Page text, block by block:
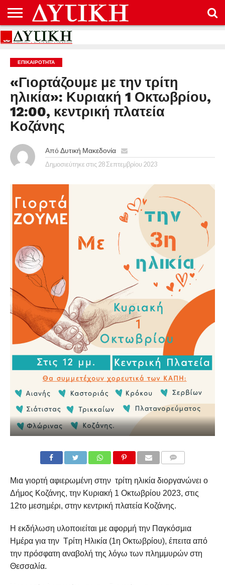
ΑΡΧΙΚΉ
ΕΠΙΚΟΙΝΩΝΊΑ
ΌΡΟΙ
ΠΡΟΣΤΑΣΊΑ
ΔΕΔΟΜΈΝΩΝ
ΕΠΙΚΑΙΡΟΤΗΤΑ
«Γιορτάζουμε με την τρίτη
ηλικία»: Κυριακή 1 Οκτωβρίου,
12:00, κεντρική πλατεία
Κοζάνης
Από Δυτική Μακεδονία
Δημοσιεύτηκε στις 28 Σεπτεμβρίου 2023
Μια γιορτή αφιερωμένη στην τρίτη ηλικία διοργανώνει ο
Δήμος Κοζάνης, την Κυριακή 1 Οκτωβρίου 2023, στις
12το μεσημέρι, στην κεντρική πλατεία Κοζάνης.
Η εκδήλωση υλοποιείται με αφορμή την Παγκόσμια
Ημέρα για την Τρίτη Ηλικία (1η Οκτωβρίου), έπειτα από
την πρόσφατη αναβολή της λόγω των πλημμυρών στη
Θεσσαλία.